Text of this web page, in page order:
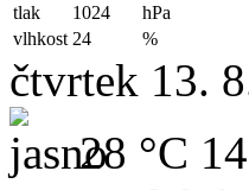
tlak
1024
hPa
vlhkost 24 %
čtvrtek 13.
28 °C